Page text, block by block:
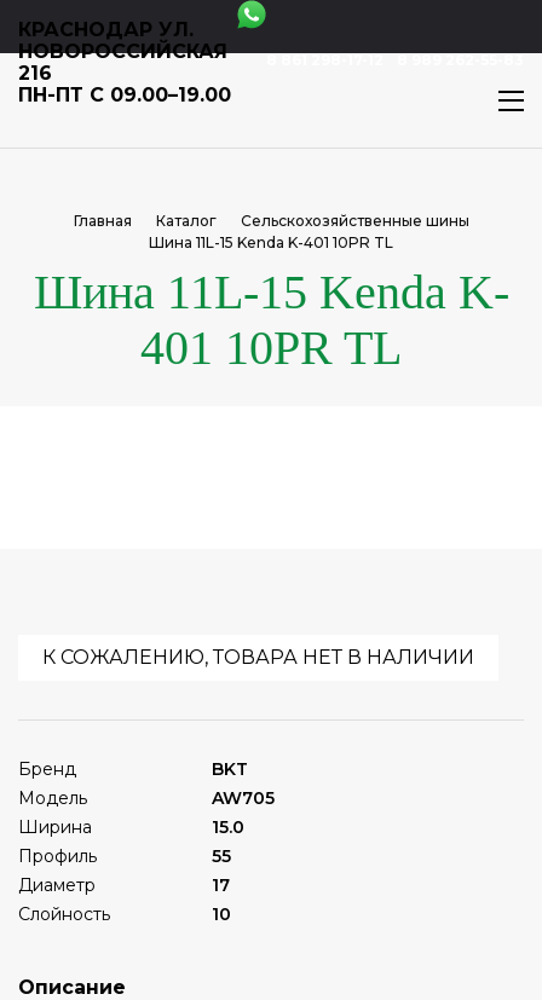
КРАСНОДАР УЛ.
НОВОРОССИЙСКАЯ
216
ПН-ПТ С 09.00–19.00
8 861 298-17-12 8 989 262-55-83
Главная Каталог
Сельскохозяйственные шины
Шина 11L-15 Kenda K-401 10PR TL
Шина 11L-15 Kenda K-
401 10PR TL
К СОЖАЛЕНИЮ, ТОВАРА НЕТ В НАЛИЧИИ
Бренд
BKT
Модель
AW705
Ширина
15.0
Профиль
55
Диаметр
17
Слойность
10
Описание